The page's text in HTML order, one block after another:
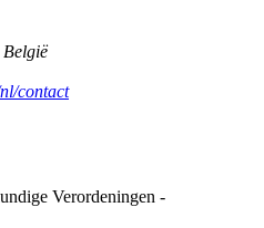
contact
Verordeningen -